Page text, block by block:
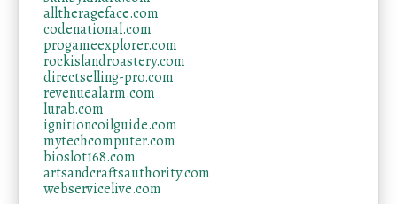
alltherageface.com
codenational.com
progameexplorer.com
rockislandroastery.com
directselling-pro.com
revenuealarm.com
lurab.com
ignitioncoilguide.com
mytechcomputer.com
bioslot168.com
artsandcraftsauthority.com
webservicelive.com